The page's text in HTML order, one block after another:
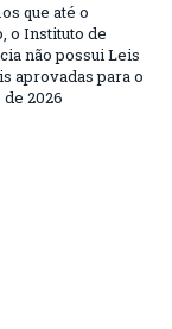
que até o
o Instituto de
não possui Leis
aprovadas para o
2026